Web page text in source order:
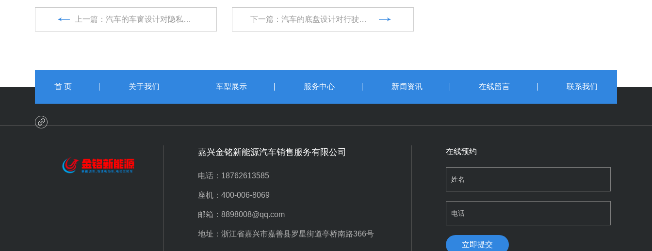
上一篇：汽车的车窗设计对隐私保护的影响有多大？ 下一篇：汽车的底盘设计对行驶稳定性有多大影响？
首 页 关于我们 车型展示 服务中心 新闻资讯 在线留言 联系我们
嘉兴金铭新能源汽车销售服务有限公司
电话：18762613585
座机：400-006-8069
邮箱：8898008@qq.com
地址：浙江省嘉兴市嘉善县罗星街道亭桥南路366号
在线预约